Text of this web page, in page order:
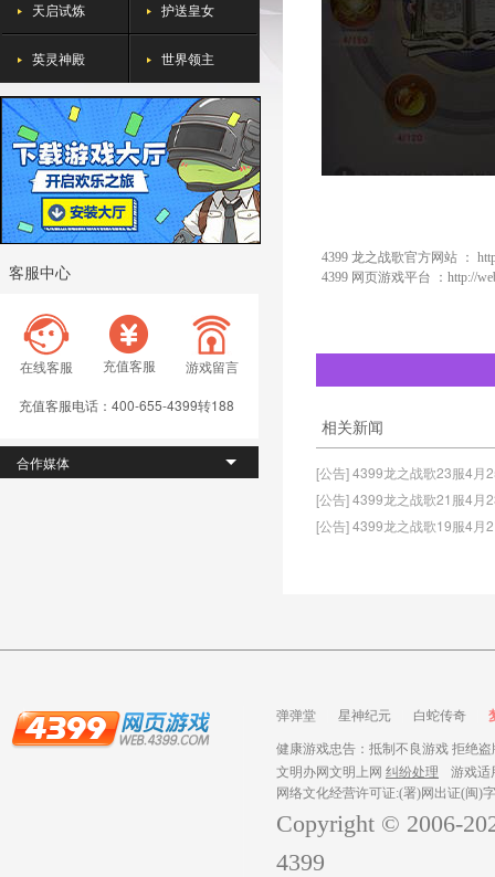
天启试炼 护送皇女
英灵神殿 世界领主
客服中心
在线客服 充值客服 游戏留言
充值客服电话：400-655-4399转188
合作媒体
4399 龙之战歌官方网站 ：
4399 网页游戏平台 ： http://
相关新闻
[公告] 4399龙之战歌23服4月
[公告] 4399龙之战歌21服4月
[公告] 4399龙之战歌19服4月
弹弹堂 星神纪元 白蛇传奇
健康游戏忠告：抵制不良游戏 拒绝
文明办网文明上网 纠纷处理
游戏适
网络文化经营许可证:(署)网出证(闽)
Copyright © 2006-
4399